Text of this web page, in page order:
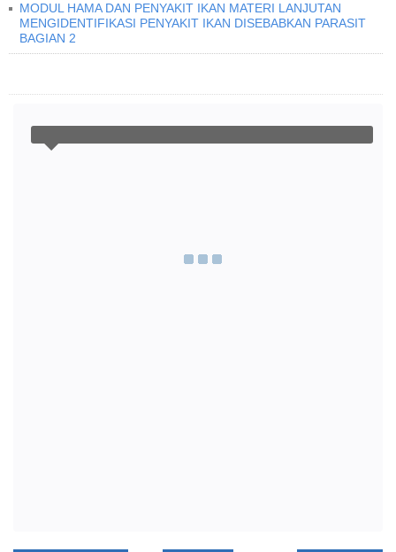
MODUL HAMA DAN PENYAKIT IKAN MATERI LANJUTAN
MENGIDENTIFIKASI PENYAKIT IKAN DISEBABKAN PARASIT
BAGIAN 2